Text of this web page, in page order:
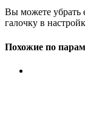
Вы можете убрать
галочку в
Похожие по